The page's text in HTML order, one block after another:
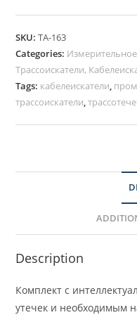
SKU:ТА-163
Categories:
Трассоискатели,
Tags: кабелеискатели,
трассоискатели,
Description
Комплект с
утечек и необходимым